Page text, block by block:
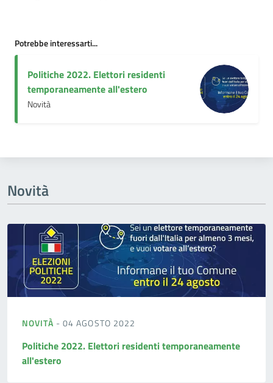
Potrebbe interessarti...
Politiche 2022. Elettori residenti
temporaneamente all'estero
Novità
Novità
NOVITÀ - 04 AGOSTO 2022
Politiche 2022. Elettori residenti temporaneamente
all'estero